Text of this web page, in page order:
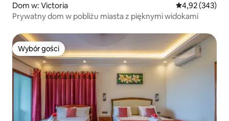
Dom w: Victoria Średnia
4,92 (343)
Prywatny dom w pobliżu miasta z pięknymi widokami
Wybór gości
Wybór gości